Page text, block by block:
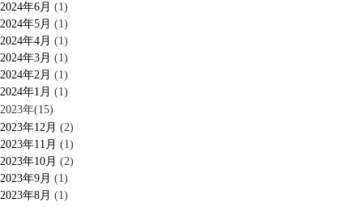
2024年6月 (1)
2024年5月 (1)
2024年4月 (1)
2024年3月 (1)
2024年2月 (1)
2024年1月 (1)
2023年(15)
2023年12月 (2)
2023年11月 (1)
2023年10月 (2)
2023年9月 (1)
2023年8月 (1)